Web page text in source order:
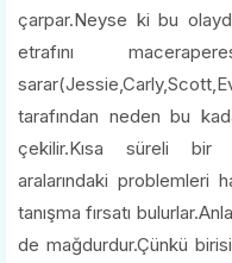
çarpar.Neyse ki bu
etrafını
tarafından neden bu
çekilir.Kısa süreli bir
aralarındaki problemleri
tanışma fırsatı
de mağdurdur.Çünkü